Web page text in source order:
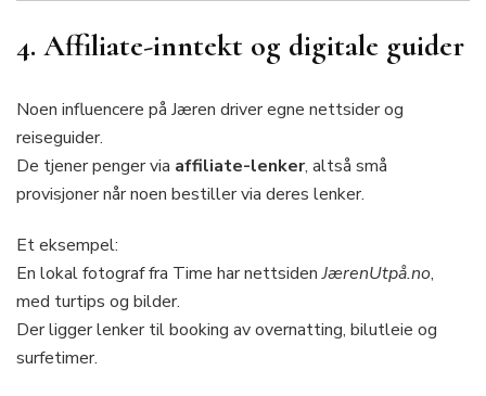
4. Affiliate-inntekt og digitale guider
Noen influencere på Jæren driver egne nettsider og
reiseguider.
De tjener penger via affiliate-lenker, altså små
provisjoner når noen bestiller via deres lenker.
Et eksempel:
En lokal fotograf fra Time har nettsidenJærenUtpå.no,
med turtips og bilder.
Der ligger lenker til booking av overnatting, bilutleie og
surfetimer.